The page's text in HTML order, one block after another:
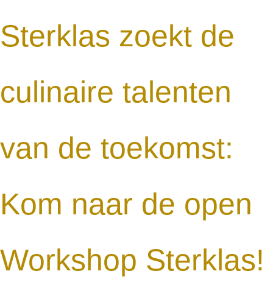
Sterklas zoekt de
culinaire talenten
van de toekomst:
Kom naar de open
Workshop Sterklas!